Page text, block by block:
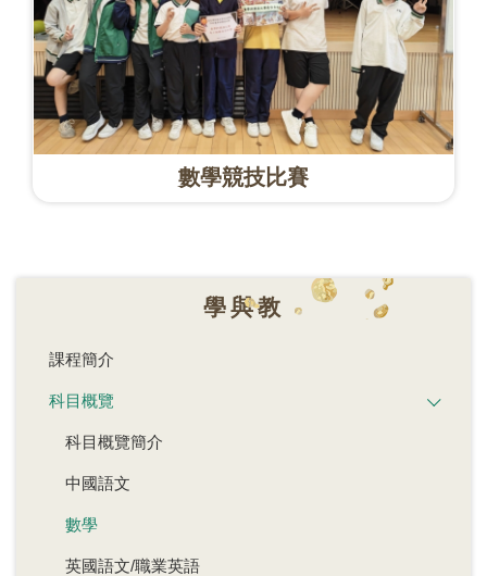
數學競技比賽
學與教
課程簡介
科目概覽
科目概覽簡介
中國語文
數學
英國語文/職業英語